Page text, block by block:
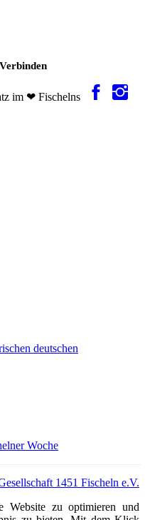
im ❤ Fischelns
deutschen
Woche
1451 Fischeln e.V.
Website zu optimieren und